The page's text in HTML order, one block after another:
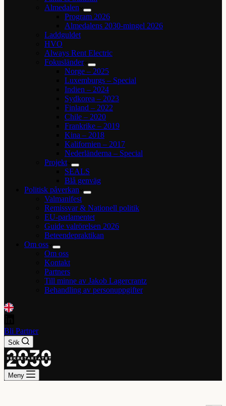
Almedalen
Program 2026
Almedalens 2030-mingel 2026
Laddguldet
HVO
Always Rent Electric
Fokusländer
Norge – 2025
Luxemburgs – Special
Indien – 2024
Sydkorea – 2023
Finland – 2022
Chile – 2020
Frankrike – 2019
Kina – 2018
Kalifornien – 2017
Nederländerna – Special
Projekt
SEALS
Blå genväg
Politisk påverkan
Valmanifest
Remissvar & Nationell politik
EU-parlamentet
Guide valrörelsen 2026
Beteendepraktikan
Om oss
Om oss
Kontakt
Partners
Till minne av Jakob Lagercrantz
Behandling av personuppgifter
Bli Partner
Sök
Meny